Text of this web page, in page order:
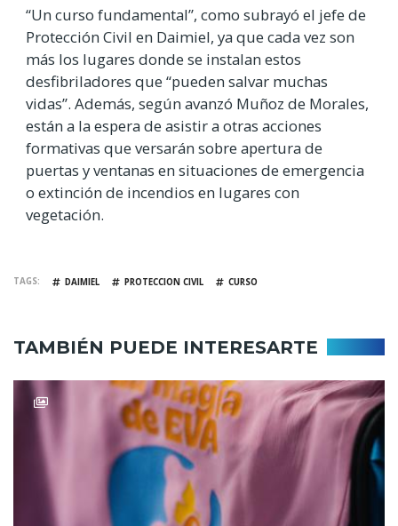
“Un curso fundamental”, como subrayó el jefe de
Protección Civil en Daimiel, ya que cada vez son
más los lugares donde se instalan estos
desfibriladores que “pueden salvar muchas
vidas”. Además, según avanzó Muñoz de Morales,
están a la espera de asistir a otras acciones
formativas que versarán sobre apertura de
puertas y ventanas en situaciones de emergencia
o extinción de incendios en lugares con
vegetación.
TAGS DAIMIEL PROTECCION CIVIL CURSO
TAMBIÉN PUEDE INTERESARTE